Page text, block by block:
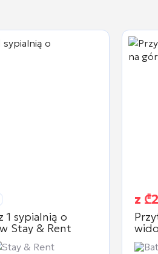
1 sypialnią o
Stay & Rent
Stay & Rent
z ₾
Rent